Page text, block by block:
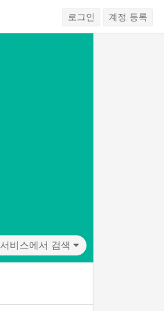
로그인 계정 등록
서비스에서 검색